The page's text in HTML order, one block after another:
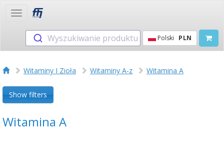
Toggle
Wyszukiwanie produktu Polski PLN
Witaminy I Zioła Witaminy A-z Witamina A
Show filters
Witamina A